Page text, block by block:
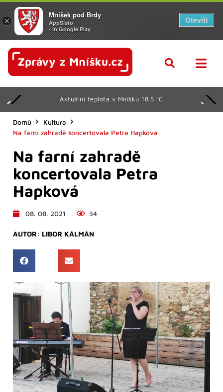
Aktuální teplota v Mníšku 18.5 °C
Domů
Kultura
Na farní zahradě koncertovala Petra Hapková
Na farní zahradě
koncertovala Petra
Hapková
08. 08. 2021 34
AUTOR: LIBOR KÁLMÁN
×
Mníšek pod Brdy
AppSisto
- In Google Play
Otevřít